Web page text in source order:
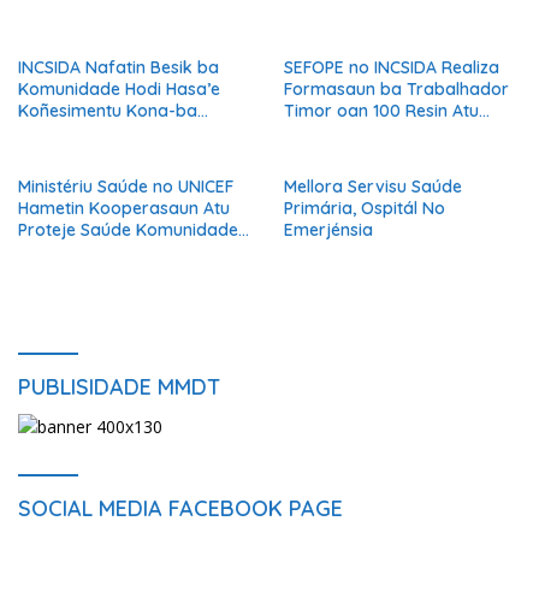
INCSIDA Nafatin Besik ba
Komunidade Hodi Hasa’e
Koñesimentu Kona-ba
SEFOPE no INCSIDA Realiza
Formasaun ba Trabalhador
Timor oan 100 Resin Atu
Ministériu Saúde no UNICEF
Hametin Kooperasaun Atu
Proteje Saúde Komunidade
Mellora Servisu Saúde
Primária, Ospitál No
Emerjénsia
PUBLISIDADE MMDT
SOCIAL MEDIA FACEBOOK PAGE